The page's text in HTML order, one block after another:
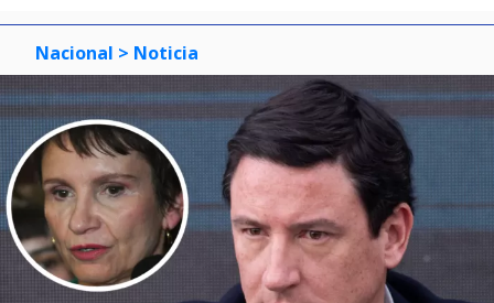
Nacional > Noticia